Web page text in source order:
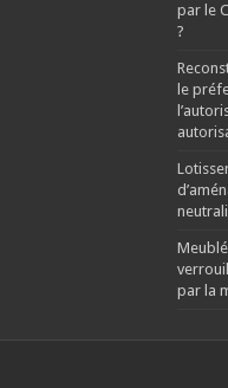
par le
?
le
par la